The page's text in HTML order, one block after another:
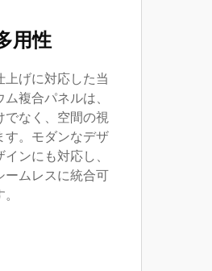
用性
上げに対応した当
複合パネルは、
でなく、空間の視
す。モダンなデザ
ンにも対応し、
ームレスに統合可